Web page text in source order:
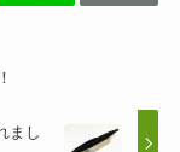
まし